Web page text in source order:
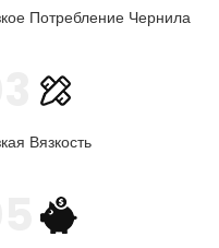
Потребление Чернила
Вязкость